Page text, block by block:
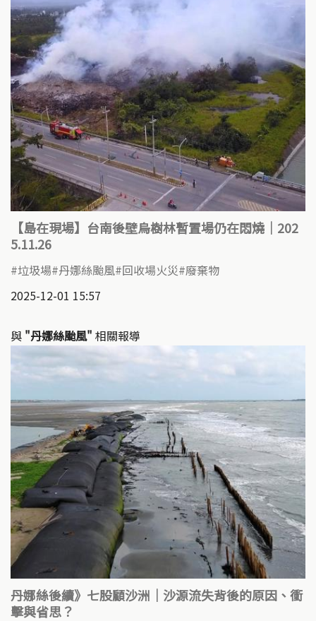
【島在現場】台南後壁烏樹林暫置場仍在悶燒｜202
5.11.26
垃圾場 丹娜絲颱風 回收場火災 廢棄物
2025-12-01 15:57
與 "丹娜絲颱風" 相關報導
丹娜絲後續》七股顧沙洲｜沙源流失背後的原因、衝
擊與省思？